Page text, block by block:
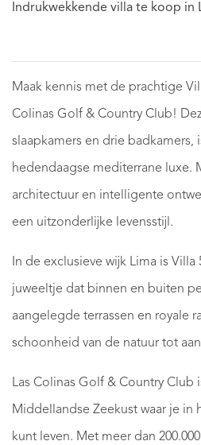
Indrukwekkende villa te koop in
Maak kennis met de prachtige
Colinas Golf & Country Club!
slaapkamers en drie badkamers,
hedendaagse mediterrane luxe.
architectuur en intelligente
een uitzonderlijke levensstijl.
In de exclusieve wijk Lima is
juweeltje dat binnen en buiten
aangelegde terrassen en royale
schoonheid van de natuur tot
Las Colinas Golf & Country Club
Middellandse Zeekust waar je in
kunt leven. Met meer dan